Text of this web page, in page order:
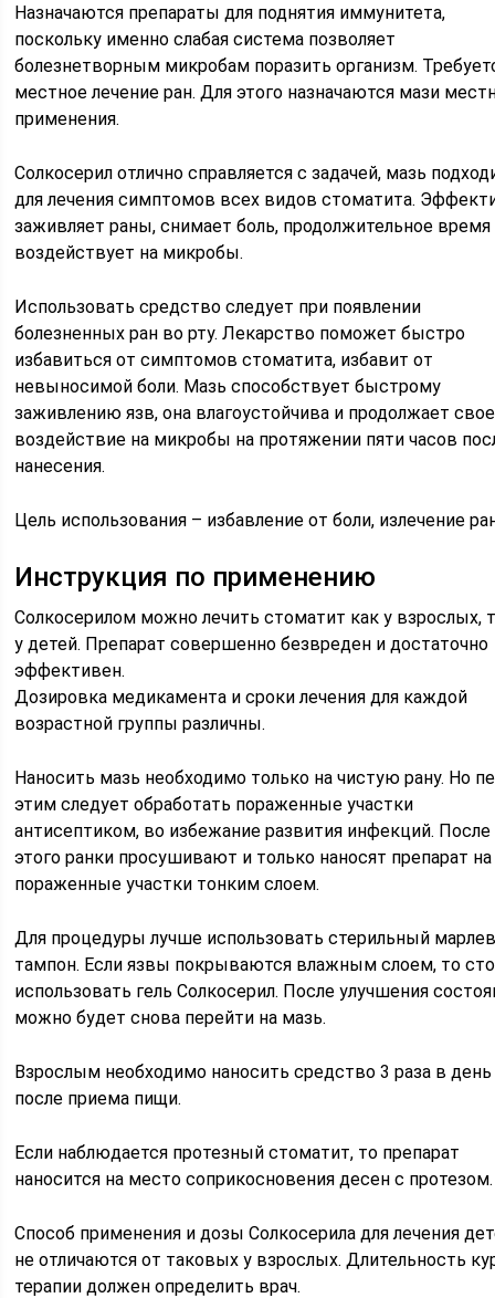
Назначаются препараты для поднятия иммунитета,
поскольку именно слабая система позволяет
болезнетворным микробам поразить организм.
местное лечение ран. Для этого назначаются мази
применения.
Солкосерил отлично справляется с задачей, мазь
для лечения симптомов всех видов стоматита.
заживляет раны, снимает боль, продолжительное время
воздействует на микробы.
Использовать средство следует при появлении
болезненных ран во рту. Лекарство поможет быстро
избавиться от симптомов стоматита, избавит от
невыносимой боли. Мазь способствует быстрому
заживлению язв, она влагоустойчива и продолжает свое
воздействие на микробы на протяжении пяти часов
нанесения.
Цель использования – избавление от боли, излечение
Инструкция по применению
Солкосерилом можно лечить стоматит как у взрослых,
у детей. Препарат совершенно безвреден и достаточно
эффективен.
Дозировка медикамента и сроки лечения для каждой
возрастной группы различны.
Наносить мазь необходимо только на чистую рану. Но
этим следует обработать пораженные участки
антисептиком, во избежание развития инфекций. После
этого ранки просушивают и только наносят препарат на
пораженные участки тонким слоем.
Для процедуры лучше использовать стерильный
тампон. Если язвы покрываются влажным слоем, то
использовать гель Солкосерил. После улучшения
можно будет снова перейти на мазь.
Взрослым необходимо наносить средство 3 раза в день
после приема пищи.
Если наблюдается протезный стоматит, то препарат
наносится на место соприкосновения десен с протезом.
Способ применения и дозы Солкосерила для лечения
не отличаются от таковых у взрослых. Длительность
терапии должен определить врач.